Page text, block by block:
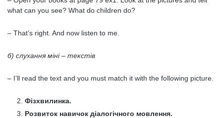
what can you see? What do children do?
– That’s right. And now listen to me.
б) слухання міні – текстів
– I’ll read the text and you must match it with the following picture.
Фізхвилинка.
Розвиток навичок діалогічного мовлення.